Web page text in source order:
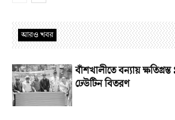
আরও খবর
বাঁশখালীতে বন্যায়
ঢেউটিন বিতরণ